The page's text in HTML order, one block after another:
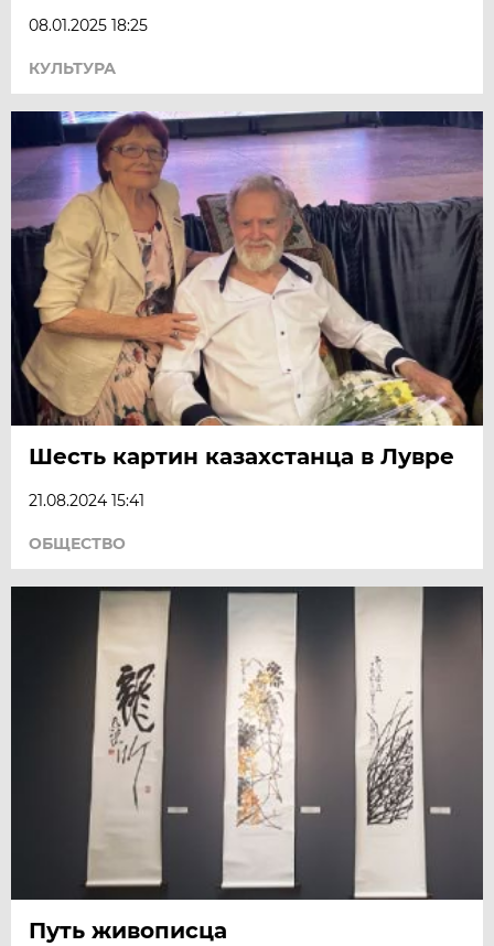
08.01.2025 18:25
КУЛЬТУРА
Шесть картин казахстанца в Лувре
21.08.2024 15:41
ОБЩЕСТВО
Путь живописца